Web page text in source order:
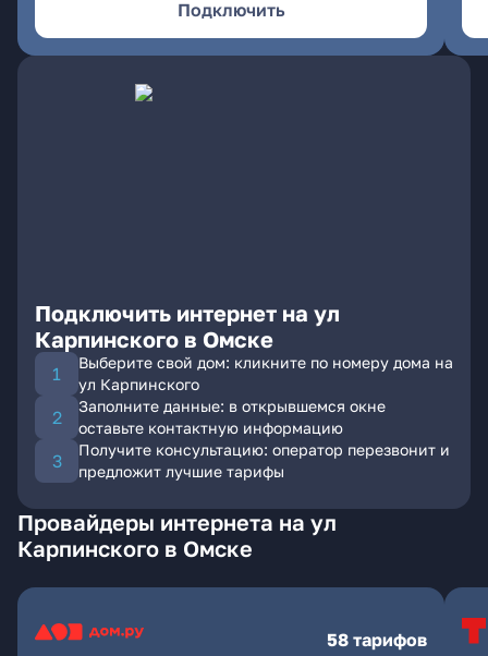
Подключить
Подключить интернет на ул
Карпинского в Омске
Выберите свой дом: кликните по номеру дома на
ул Карпинского
Заполните данные: в открывшемся окне
оставьте контактную информацию
Получите консультацию: оператор перезвонит и
предложит лучшие тарифы
Провайдеры интернета на ул
Карпинского в Омске
58 тарифов